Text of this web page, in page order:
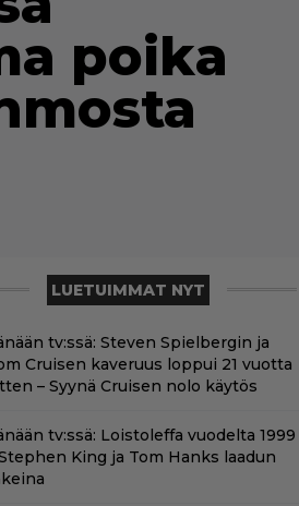
poika
LUETUIMMAT NYT
tv:ssä: Steven Spielbergin ja
Cruisen kaveruus loppui 21 vuotta
– Syynä Cruisen nolo käytös
tv:ssä: Loistoleffa vuodelta 1999
King ja Tom Hanks laadun